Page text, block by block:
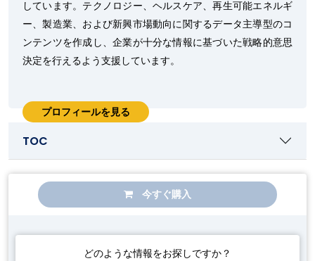
しています。テクノロジー、ヘルスケア、再生可能エネルギ
ー、製造業、および新興市場動向に関するデータ主導型のコ
ンテンツを作成し、企業が十分な情報に基づいた戦略的意思
決定を行えるよう支援しています。
プロフィールを見る
TOC
今すぐ購入
どのような情報をお探しですか？